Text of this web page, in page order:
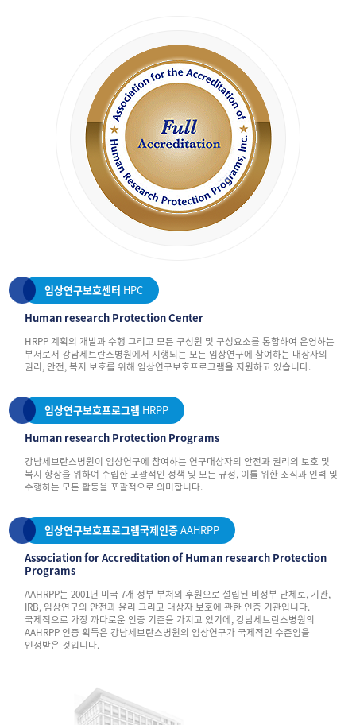
임상연구보호센터 HPC
Human research Protection Center
HRPP 계획의 개발과 수행 그리고 모든 구성원 및 구성요소를 통합하여 운영하는
부서로서 강남세브란스병원에서 시행되는 모든 임상연구에 참여하는 대상자의
권리, 안전, 복지 보호를 위해 임상연구보호프로그램을 지원하고 있습니다.
임상연구보호프로그램 HRPP
Human research Protection Programs
강남세브란스병원이 임상연구에 참여하는 연구대상자의 안전과 권리의 보호 및
복지 향상을 위하여 수립한 포괄적인 정책 및 모든 규정, 이를 위한 조직과 인력 및
수행하는 모든 활동을 포괄적으로 의미합니다.
임상연구보호프로그램국제인증AAHRPP
Association for Accreditation of Human research Protection
Programs
AAHRPP는 2001년 미국 7개 정부 부처의 후원으로 설립된 비정부 단체로, 기관,
IRB, 임상연구의 안전과 윤리 그리고 대상자 보호에 관한 인증 기관입니다.
국제적으로 가장 까다로운 인증 기준을 가지고 있기에, 강남세브란스병원의
AAHRPP 인증 획득은 강남세브란스병원의 임상연구가 국제적인 수준임을
인정받은 것입니다.